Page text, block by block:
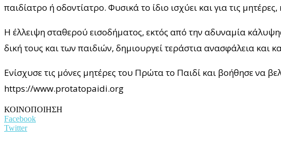
παιδίατρο ή οδοντίατρο. Φυσικά το ίδιο ισχύει και για τις
Η έλλειψη σταθερού εισοδήματος, εκτός από την αδυναμία
δική τους και των παιδιών, δημιουργεί τεράστια ανασφάλεια και
Ενίσχυσε τις μόνες μητέρες του Πρώτα το Παιδί και βοήθησε να
https://www.protatopaidi.org
ΚΟΙΝΟΠΟΙΗΣΗ
Facebook
Twitter